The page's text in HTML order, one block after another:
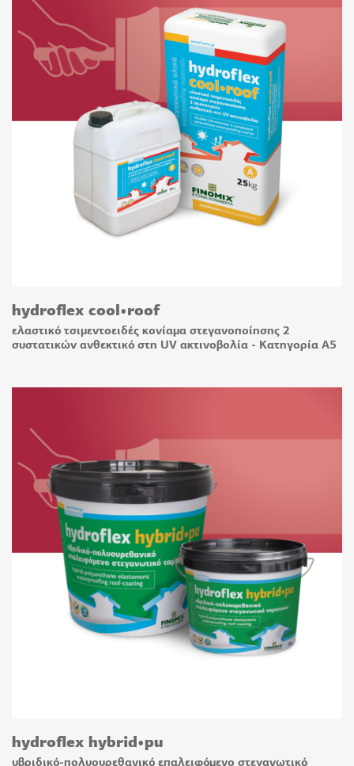
hydroflex cool•roof
ελαστικό τσιμεντοειδές κονίαμα στεγανοποίησης 2
συστατικών ανθεκτικό στη UV ακτινοβολία - Κατηγορία A5
hydroflex hybrid•pu
υβριδικό-πολυουρεθανικό επαλειφόμενο στεγανωτικό